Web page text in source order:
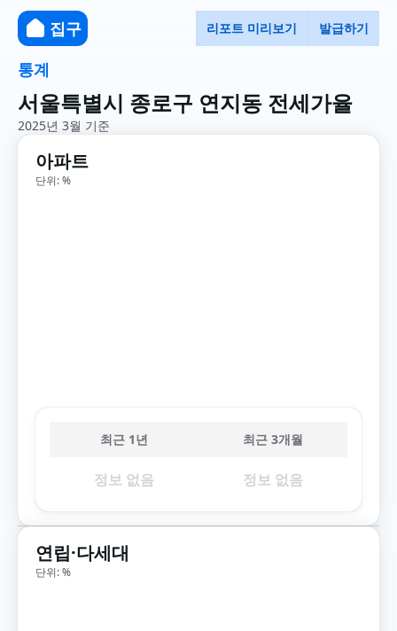
집구 리포트 미리보기 발급하기
통계
서울특별시 종로구 연지동 전세가율
2025년 3월 기준
아파트
단위: %
최근 1년 최근 3개월
정보 없음 정보 없음
연립·다세대
단위: %